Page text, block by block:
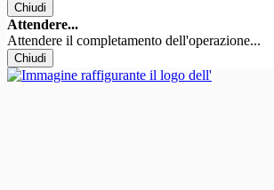
Chiudi
Attendere...
Attendere il completamento dell'operazione...
Chiudi